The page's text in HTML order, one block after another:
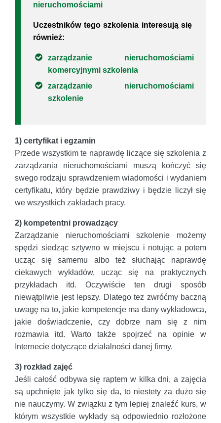
nieruchomościami
Uczestników tego szkolenia interesują się
również:
zarządzanie nieruchomościami
komercyjnymi szkolenia
zarządzanie nieruchomościami
szkolenie
1) certyfikat i egzamin
Przede wszystkim te naprawdę liczące się szkolenia z
zarządzania nieruchomościami muszą kończyć się
swego rodzaju sprawdzeniem wiadomości i wydaniem
certyfikatu, który będzie prawdziwy i będzie liczył się
we wszystkich zakładach pracy.
2) kompetentni prowadzący
Zarządzanie nieruchomościami szkolenie możemy
spędzi siedząc sztywno w miejscu i notując a potem
ucząc się samemu albo też słuchając naprawdę
ciekawych wykładów, ucząc się na praktycznych
przykładach itd. Oczywiście ten drugi sposób
niewątpliwie jest lepszy. Dlatego tez zwróćmy baczną
uwagę na to, jakie kompetencje ma dany wykładowca,
jakie doświadczenie, czy dobrze nam się z nim
rozmawia itd. Warto także spojrzeć na opinie w
Internecie dotyczące działalności danej firmy.
3) rozkład zajęć
Jeśli całość odbywa się raptem w kilka dni, a zajęcia
są upchnięte jak tylko się da, to niestety za dużo się
nie nauczymy. W związku z tym lepiej znaleźć kurs, w
którym wszystkie wykłady są odpowiednio rozłożone